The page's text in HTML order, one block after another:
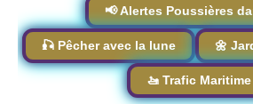
📢 Alertes Poussières
🎣 Pêcher avec la lune 🌼
🚤 Trafic Maritime